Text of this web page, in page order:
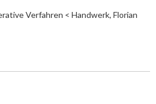
Verfahren < Handwerk, Florian